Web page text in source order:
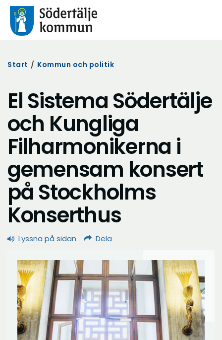
Start / Kommun och politik
El Sistema Södertälje
och Kungliga
Filharmonikerna i
gemensam konsert
på Stockholms
Konserthus
Lyssna på sidan Dela